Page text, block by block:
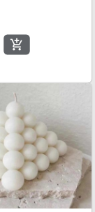
add_shopping_cart